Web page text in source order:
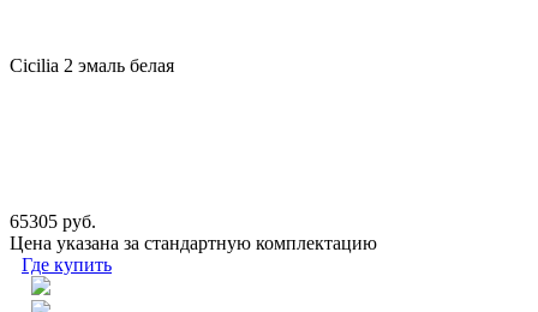
Cicilia 2 эмаль белая
65305 руб.
Цена указана за стандартную комплектацию
Где купить